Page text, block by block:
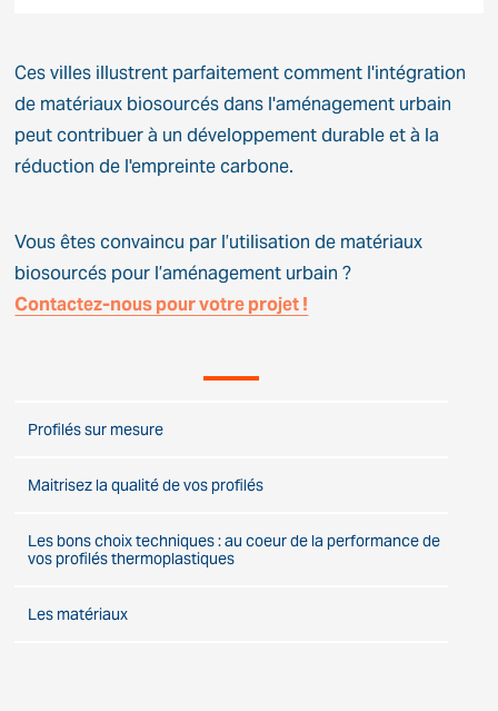
Ces villes illustrent parfaitement comment l'intégration
de matériaux biosourcés dans l'aménagement urbain
peut contribuer à un développement durable et à la
réduction de l'empreinte carbone.
Vous êtes convaincu par l’utilisation de matériaux
biosourcés pour l’aménagement urbain ?
Contactez-nous pour votre projet !
Profilés sur mesure
Maitrisez la qualité de vos profilés
Les bons choix techniques : au coeur de la performance de
vos profilés thermoplastiques
Les matériaux